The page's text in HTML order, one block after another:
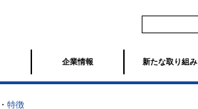
企業情報 新たな取り組み
・ 特徴